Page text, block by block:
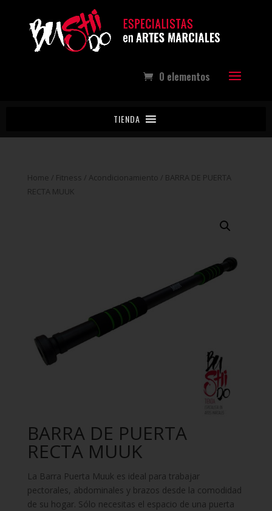
0 elementos
TIENDA
Home / Fitness / Acondicionamiento / BARRA DE PUERTA
RECTA MUUK
BARRA DE PUERTA
RECTA MUUK
La Barra Puerta Muuk es ideal para trabajar
pectorales, abdominales y brazos desde la comodidad
de su hogar. Sólo necesitas el espacio de una puerta